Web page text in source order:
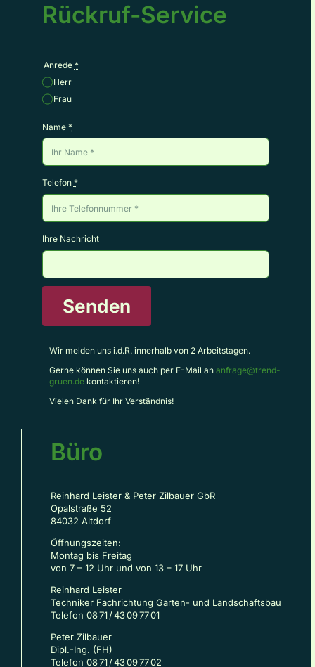
Rückruf-Service
Anrede *
Herr
Frau
Name *
Telefon *
Ihre Nachricht
Senden
Wir melden uns i.d.R. innerhalb von 2 Arbeitstagen.
Gerne können Sie uns auch per E-Mail an anfrage@trend-
gruen.de kontaktieren!
Vielen Dank für Ihr Verständnis!
Büro
Reinhard Leister & Peter Zilbauer GbR
Opalstraße 52
84032 Altdorf
Öffnungszeiten:
Montag bis Freitag
von 7 – 12 Uhr und von 13 – 17 Uhr
Reinhard Leister
Techniker Fachrichtung Garten- und Landschaftsbau
Telefon 08 71 / 43 09 77 01
Peter Zilbauer
Dipl.-Ing. (FH)
Telefon 08 71 / 43 09 77 02